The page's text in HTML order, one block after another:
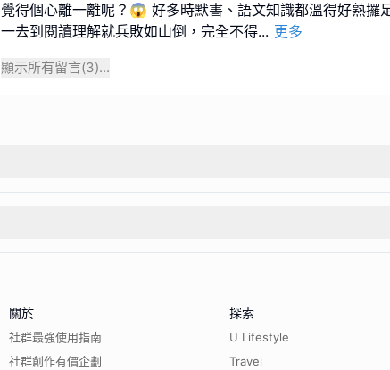
覺得個心離一離呢？😱 好多時默書、語文知識都溫得好熟攞
一去到閱讀理解就兵敗如山倒，完全不得... 更多
顯示所有留言(3)...
關於
社群最強使用指南
社群創作有價企劃
探索
U Lifestyle
Travel